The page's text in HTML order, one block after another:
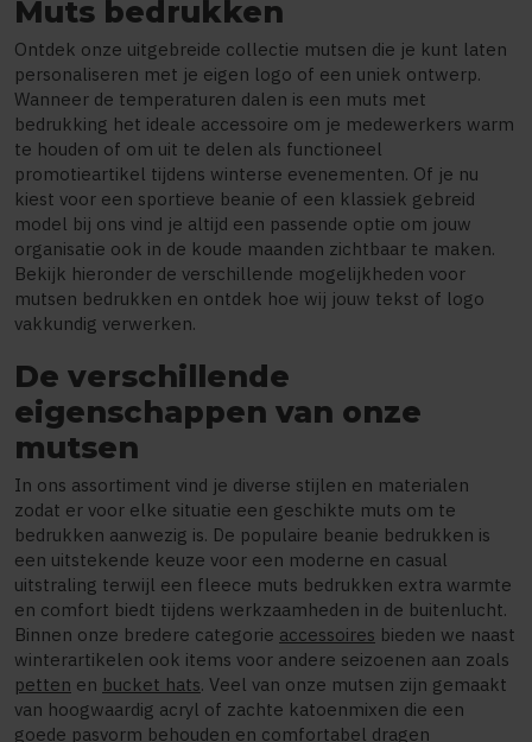
Muts bedrukken
Ontdek onze uitgebreide collectie mutsen die je kunt laten
personaliseren met je eigen logo of een uniek ontwerp.
Wanneer de temperaturen dalen is een muts met
bedrukking het ideale accessoire om je medewerkers warm
te houden of om uit te delen als functioneel
promotieartikel tijdens winterse evenementen. Of je nu
kiest voor een sportieve beanie of een klassiek gebreid
model bij ons vind je altijd een passende optie om jouw
organisatie ook in de koude maanden zichtbaar te maken.
Bekijk hieronder de verschillende mogelijkheden voor
mutsen bedrukken en ontdek hoe wij jouw tekst of logo
vakkundig verwerken.
De verschillende
eigenschappen van onze
mutsen
In ons assortiment vind je diverse stijlen en materialen
zodat er voor elke situatie een geschikte muts om te
bedrukken aanwezig is. De populaire beanie bedrukken is
een uitstekende keuze voor een moderne en casual
uitstraling terwijl een fleece muts bedrukken extra warmte
en comfort biedt tijdens werkzaamheden in de buitenlucht.
Binnen onze bredere categorie accessoires bieden we naast
winterartikelen ook items voor andere seizoenen aan zoals
petten en bucket hats. Veel van onze mutsen zijn gemaakt
van hoogwaardig acryl of zachte katoenmixen die een
goede pasvorm behouden en comfortabel dragen